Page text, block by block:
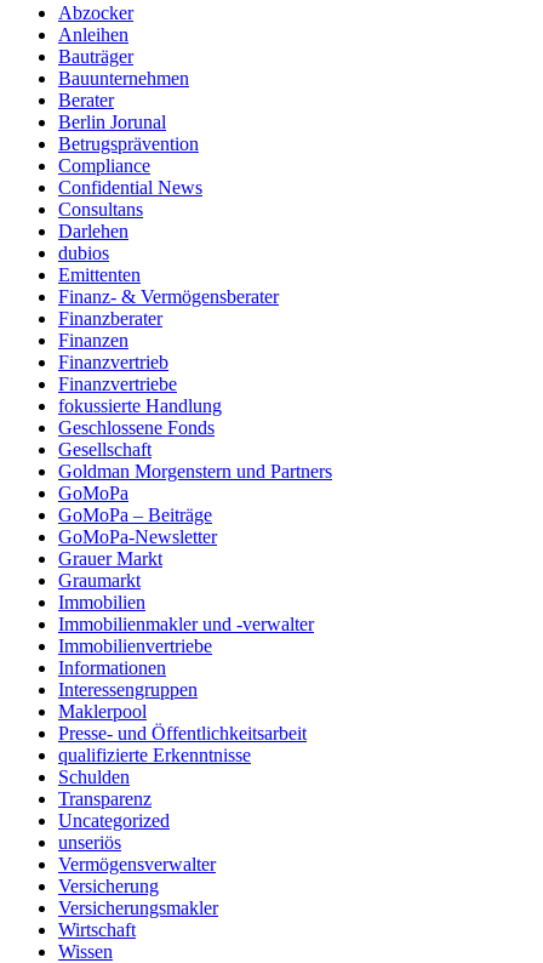
Abzocker
Anleihen
Bauträger
Bauunternehmen
Berater
Berlin Jorunal
Betrugsprävention
Compliance
Confidential News
Consultans
Darlehen
dubios
Emittenten
Finanz- & Vermögensberater
Finanzberater
Finanzen
Finanzvertrieb
Finanzvertriebe
fokussierte Handlung
Geschlossene Fonds
Gesellschaft
Goldman Morgenstern und Partners
GoMoPa
GoMoPa – Beiträge
GoMoPa-Newsletter
Grauer Markt
Graumarkt
Immobilien
Immobilienmakler und -verwalter
Immobilienvertriebe
Informationen
Interessengruppen
Maklerpool
Presse- und Öffentlichkeitsarbeit
qualifizierte Erkenntnisse
Schulden
Transparenz
Uncategorized
unseriös
Vermögensverwalter
Versicherung
Versicherungsmakler
Wirtschaft
Wissen